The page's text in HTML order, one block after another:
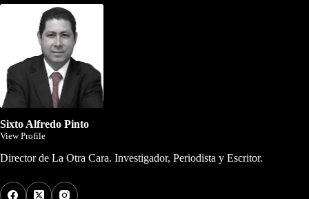
Sixto Alfredo Pinto
View Profile
Director de La Otra Cara. Investigador, Periodista y Escritor.